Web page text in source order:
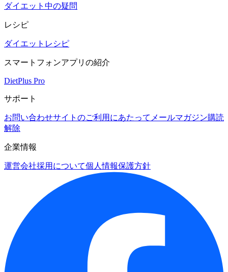
ダイエット中の疑問
レシピ
ダイエットレシピ
スマートフォンアプリの紹介
DietPlus Pro
サポート
お問い合わせサイトのご利用にあたって メールマガジン購読
解除
企業情報
運営会社採用について個人情報保護方針